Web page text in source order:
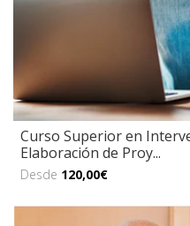
Curso Superior en
Elaboración de Proy...
Desde 120,00€